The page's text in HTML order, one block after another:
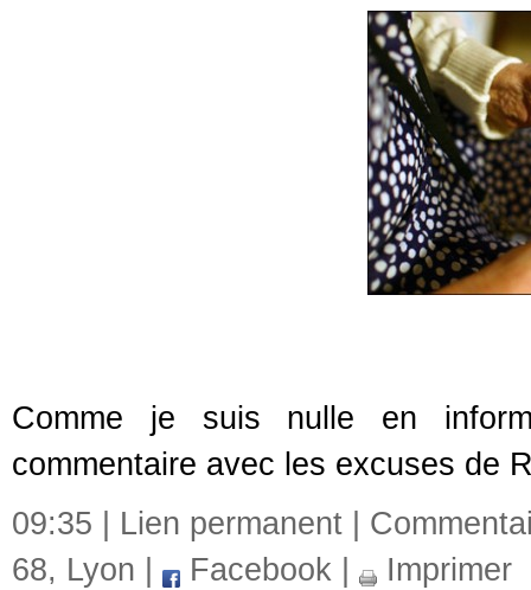
Comme je suis nulle en
commentaire avec les excuses de
09:35 | Lien permanent
68, Lyon Facebook Imprimer